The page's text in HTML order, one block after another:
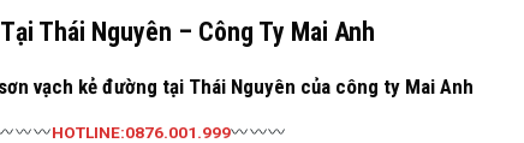
Thái Nguyên – Công Ty Mai Anh
vạch kẻ đường tại Thái Nguyên của công ty Mai Anh
HOTLINE:0876.001.999